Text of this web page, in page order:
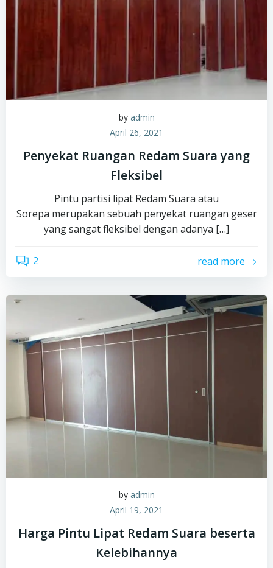
by admin
April 26, 2021
Penyekat Ruangan Redam Suara yang
Fleksibel
Pintu partisi lipat Redam Suara atau
Sorepa merupakan sebuah penyekat ruangan geser
yang sangat fleksibel dengan adanya […]
2 read more
by admin
April 19, 2021
Harga Pintu Lipat Redam Suara beserta
Kelebihannya